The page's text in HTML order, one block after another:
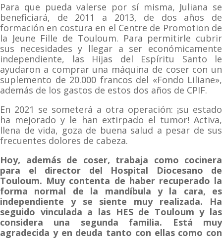
Para que pueda valerse por sí misma, Juliana se
beneficiará, de 2011 a 2013, de dos años de
formación en costura en el Centre de Promotion de
la Jeune Fille de Touloum. Para permitirle cubrir
sus necesidades y llegar a ser económicamente
independiente, las Hijas del Espíritu Santo le
ayudaron a comprar una máquina de coser con un
suplemento de 20.000 francos del «Fondo Liliane»,
además de los gastos de estos dos años de CPIF.
En 2021 se someterá a otra operación: ¡su estado
ha mejorado y le han extirpado el tumor! Activa,
llena de vida, goza de buena salud a pesar de sus
frecuentes dolores de cabeza.
Hoy, además de coser, trabaja como cocinera
para el director del Hospital Diocesano de
Touloum. Muy contenta de haber recuperado la
forma normal de la mandíbula y la cara, es
independiente y se siente muy realizada. Ha
seguido vinculada a las HES de Touloum y las
considera una segunda familia. Está muy
agradecida y en deuda tanto con ellas como con